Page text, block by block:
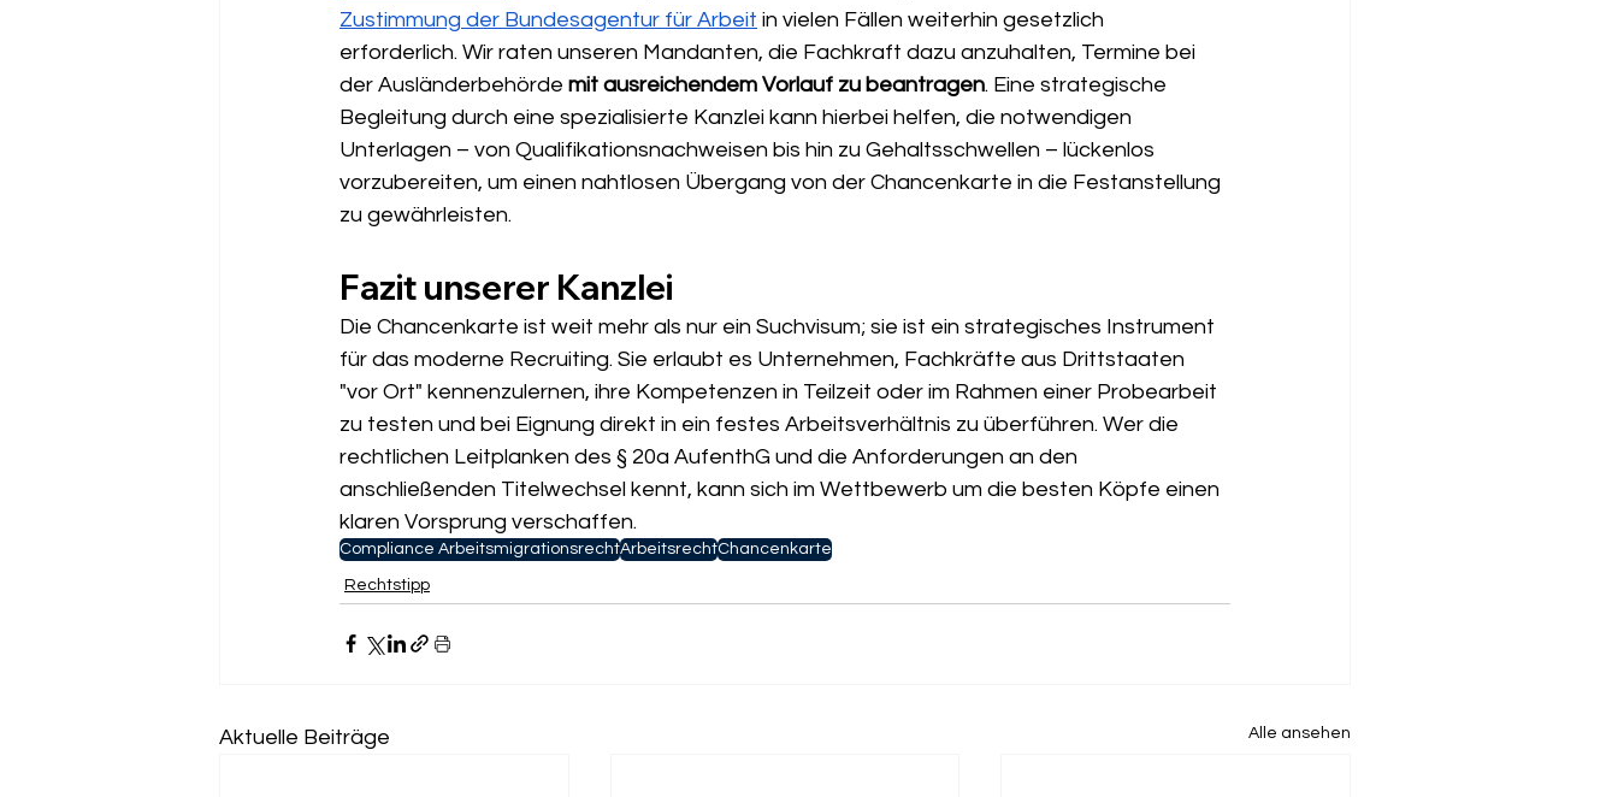
Zustimmung der Bundesagentur für Arbeit in vielen Fällen weiterhin gesetzlich
erforderlich. Wir raten unseren Mandanten, die Fachkraft dazu anzuhalten, Termine bei
der Ausländerbehörde mit ausreichendem Vorlauf zu beantragen. Eine strategische
Begleitung durch eine spezialisierte Kanzlei kann hierbei helfen, die notwendigen
Unterlagen – von Qualifikationsnachweisen bis hin zu Gehaltsschwellen – lückenlos
vorzubereiten, um einen nahtlosen Übergang von der Chancenkarte in die Festanstellung
zu gewährleisten.
Fazit unserer Kanzlei
Die Chancenkarte ist weit mehr als nur ein Suchvisum; sie ist ein strategisches Instrument
für das moderne Recruiting. Sie erlaubt es Unternehmen, Fachkräfte aus Drittstaaten
"vor Ort" kennenzulernen, ihre Kompetenzen in Teilzeit oder im Rahmen einer Probearbeit
zu testen und bei Eignung direkt in ein festes Arbeitsverhältnis zu überführen. Wer die
rechtlichen Leitplanken des § 20a AufenthG und die Anforderungen an den
anschließenden Titelwechsel kennt, kann sich im Wettbewerb um die besten Köpfe einen
klaren Vorsprung verschaffen.
Compliance ArbeitsmigrationsrechtArbeitsrechtChancenkarte
Rechtstipp
Aktuelle Beiträge Alle ansehen